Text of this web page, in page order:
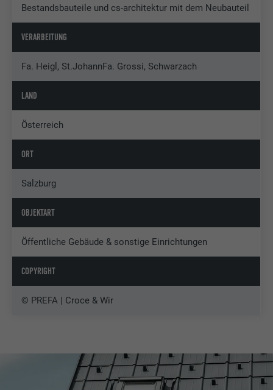
Bestandsbauteile und cs-architektur mit dem Neubauteil
VERARBEITUNG
Fa. Heigl, St.JohannFa. Grossi, Schwarzach
LAND
Österreich
ORT
Salzburg
OBJEKTART
Öffentliche Gebäude & sonstige Einrichtungen
COPYRIGHT
© PREFA | Croce & Wir